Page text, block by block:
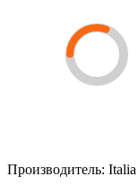
Производитель: